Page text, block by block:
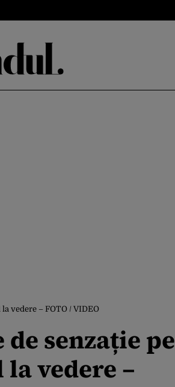
vedere – FOTO / VIDEO
senzație pe
vedere –